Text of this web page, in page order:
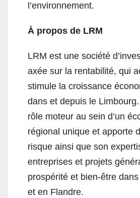
l’environnement.
À propos de LRM
LRM est une société
axée sur la rentabilité, qui
stimule la croissance
dans et depuis le
rôle moteur au sein d’un
régional unique et apporte
risque ainsi que son
entreprises et projets
prospérité et bien-être
et en Flandre.